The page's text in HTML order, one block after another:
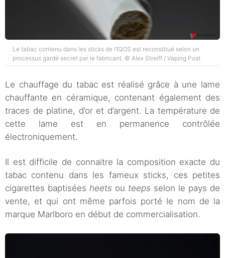
Le tabac contenu dans les sticks de l’IQOS est reconstitué selon un
processus gardé secret par le fabricant. © Alex Streiff / Vaping Post
Le chauffage du tabac est réalisé grâce à une lame
chauffante en céramique, contenant également des
traces de platine, d’or et d’argent. La température de
cette lame est en permanence contrôlée
électroniquement.
Il est difficile de connaitre la composition exacte du
tabac contenu dans les fameux sticks, ces petites
cigarettes baptisées heets ou teeps selon le pays de
vente, et qui ont même parfois porté le nom de la
marque Marlboro en début de commercialisation.